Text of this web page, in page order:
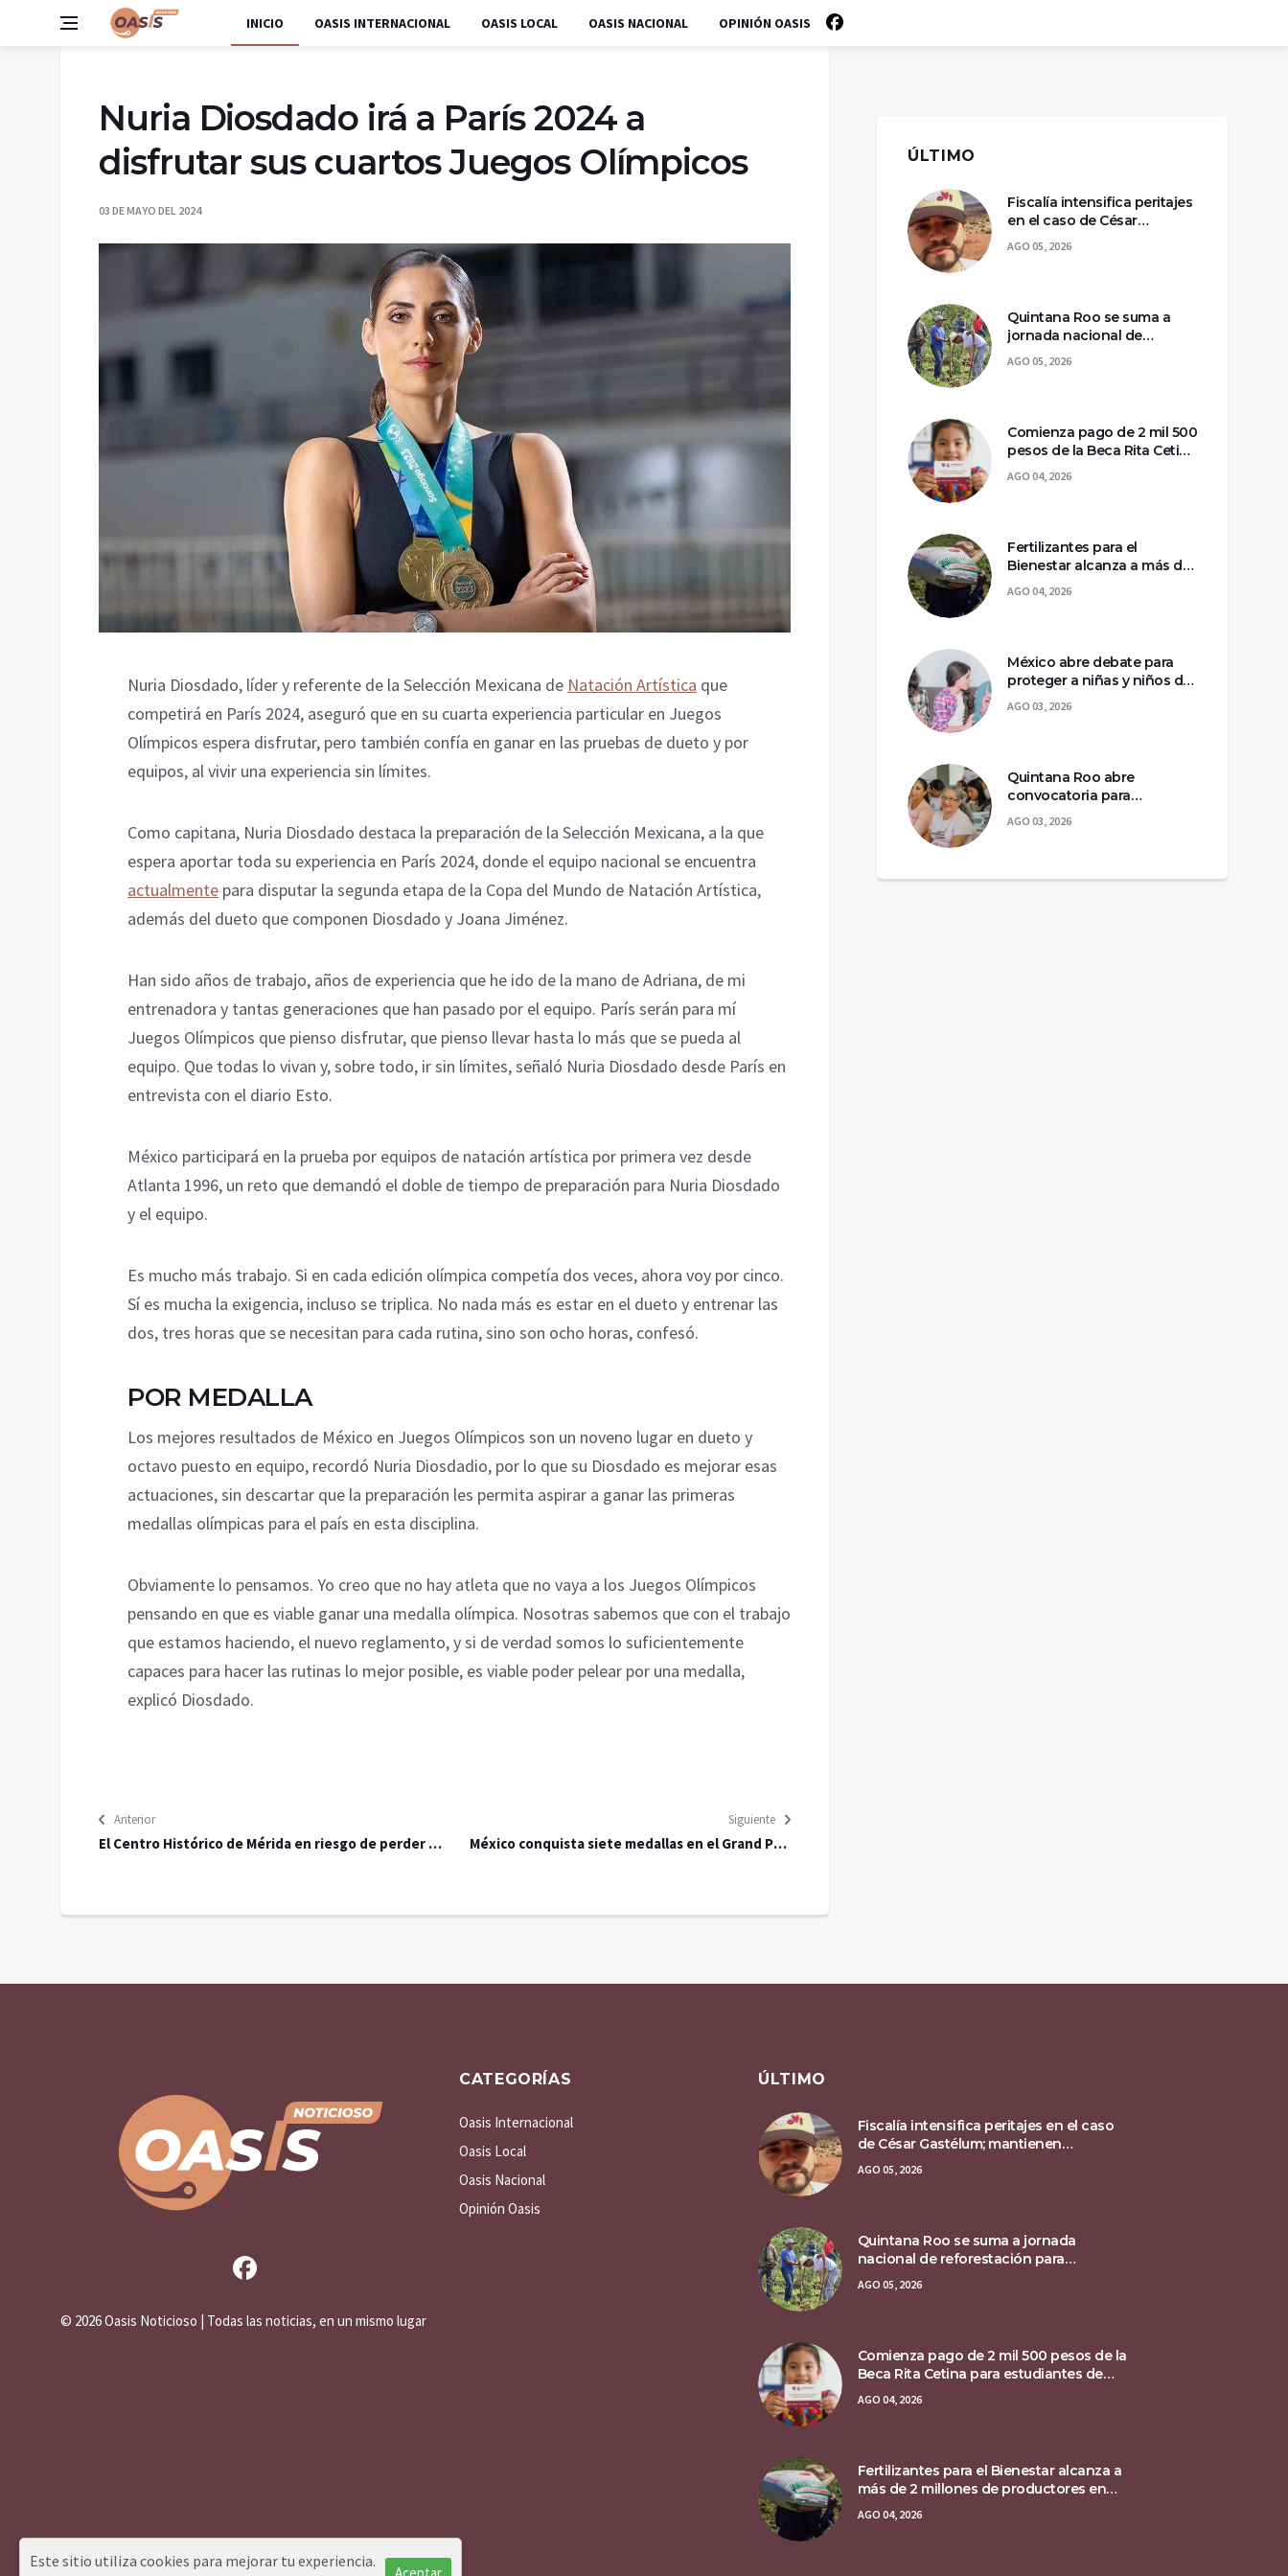
INICIO OASIS INTERNACIONAL OASIS LOCAL OASIS NACIONAL OPINIÓN OASIS
Nuria Diosdado irá a París 2024 a
disfrutar sus cuartos Juegos Olímpicos
03 DE MAYO DEL 2024
Nuria Diosdado, líder y referente de la Selección Mexicana de Natación Artística que
competirá en París 2024, aseguró que en su cuarta experiencia particular en Juegos
Olímpicos espera disfrutar, pero también confía en ganar en las pruebas de dueto y por
equipos, al vivir una experiencia sin límites.
Como capitana, Nuria Diosdado destaca la preparación de la Selección Mexicana, a la que
espera aportar toda su experiencia en París 2024, donde el equipo nacional se encuentra
actualmente para disputar la segunda etapa de la Copa del Mundo de Natación Artística,
además del dueto que componen Diosdado y Joana Jiménez.
Han sido años de trabajo, años de experiencia que he ido de la mano de Adriana, de mi
entrenadora y tantas generaciones que han pasado por el equipo. París serán para mí
Juegos Olímpicos que pienso disfrutar, que pienso llevar hasta lo más que se pueda al
equipo. Que todas lo vivan y, sobre todo, ir sin límites, señaló Nuria Diosdado desde París en
entrevista con el diario Esto.
México participará en la prueba por equipos de natación artística por primera vez desde
Atlanta 1996, un reto que demandó el doble de tiempo de preparación para Nuria Diosdado
y el equipo.
Es mucho más trabajo. Si en cada edición olímpica competía dos veces, ahora voy por cinco.
Sí es mucha la exigencia, incluso se triplica. No nada más es estar en el dueto y entrenar las
dos, tres horas que se necesitan para cada rutina, sino son ocho horas, confesó.
POR MEDALLA
Los mejores resultados de México en Juegos Olímpicos son un noveno lugar en dueto y
octavo puesto en equipo, recordó Nuria Diosdadio, por lo que su Diosdado es mejorar esas
actuaciones, sin descartar que la preparación les permita aspirar a ganar las primeras
medallas olímpicas para el país en esta disciplina.
Obviamente lo pensamos. Yo creo que no hay atleta que no vaya a los Juegos Olímpicos
pensando en que es viable ganar una medalla olímpica. Nosotras sabemos que con el trabajo
que estamos haciendo, el nuevo reglamento, y si de verdad somos lo suficientemente
capaces para hacer las rutinas lo mejor posible, es viable poder pelear por una medalla,
explicó Diosdado.
Anterior
El Centro Histórico de Mérida en riesgo de perder su
Siguiente
México conquista siete medallas en el Grand Prix
ÚLTIMO
Fiscalía intensifica peritajes
en el caso de César
Gastélum; mantienen
asegurada la escena del
AGO 05, 2026
Quintana Roo se suma a
jornada nacional de
reforestación para
recuperar ecosistemas del
AGO 05, 2026
Comienza pago de 2 mil 500
pesos de la Beca Rita Cetina
para estudiantes de
primaria
AGO 04, 2026
Fertilizantes para el
Bienestar alcanza a más de
2 millones de productores
en México
AGO 04, 2026
México abre debate para
proteger a niñas y niños de
los riesgos en redes
sociales
AGO 03, 2026
Quintana Roo abre
convocatoria para
capacitar a 10 mil mujeres y
fortalecer su autonomía
AGO 03, 2026
© 2026 Oasis Noticioso | Todas las noticias, en un mismo lugar
CATEGORÍAS
Oasis Internacional
Oasis Local
Oasis Nacional
Opinión Oasis
ÚLTIMO
Fiscalía intensifica peritajes en el caso
de César Gastélum; mantienen
asegurada la escena del crimen
AGO 05, 2026
Quintana Roo se suma a jornada
nacional de reforestación para
recuperar ecosistemas del sur
AGO 05, 2026
Comienza pago de 2 mil 500 pesos de la
Beca Rita Cetina para estudiantes de
primaria
AGO 04, 2026
Fertilizantes para el Bienestar alcanza a
más de 2 millones de productores en
México
AGO 04, 2026
Este sitio utiliza cookies para mejorar tu experiencia.